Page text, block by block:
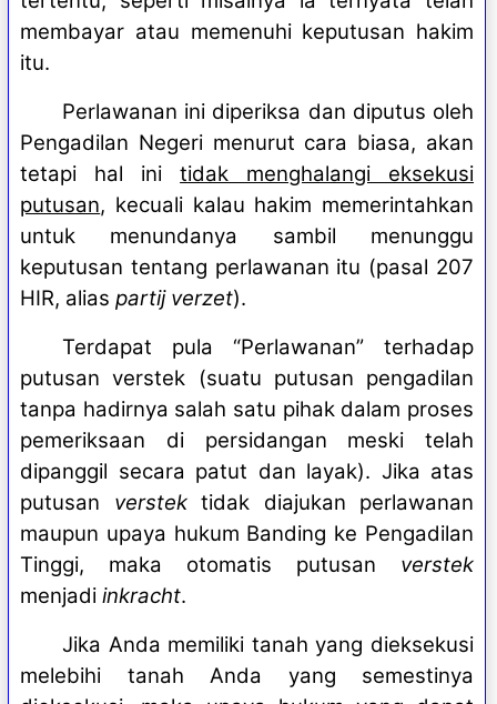
membayar atau memenuhi keputusan hakim
itu.
Perlawanan ini diperiksa dan diputus oleh
Pengadilan Negeri menurut cara biasa, akan
tetapi hal initidak menghalangi eksekusi
putusan, kecuali kalau hakim memerintahkan
untuk menundanya sambil menunggu
keputusan tentang perlawanan itu (pasal 207
HIR, aliaspartij verzet).
Terdapat pula “Perlawanan” terhadap
putusan verstek (suatu putusan pengadilan
tanpa hadirnya salah satu pihak dalam proses
pemeriksaan di persidangan meski telah
dipanggil secara patut dan layak). Jika atas
putusan verstektidak diajukan perlawanan
maupun upaya hukum Banding ke Pengadilan
Tinggi, maka otomatis putusan verstek
menjadiinkracht.
Jika Anda memiliki tanah yang dieksekusi
melebihi tanah Anda yang semestinya